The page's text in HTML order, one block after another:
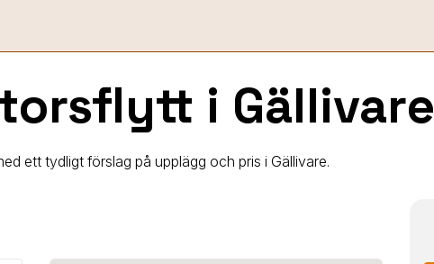
i Gällivare
ett tydligt förslag på upplägg och pris i Gällivare.